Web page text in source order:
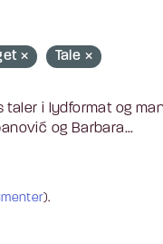
Tale
taler i lydformat og
og Barbara...
).